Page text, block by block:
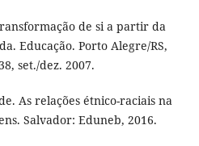
de si a partir da
Educação. Porto Alegre/RS,
set./dez. 2007.
As relações étnico-raciais na
Salvador: Eduneb, 2016.